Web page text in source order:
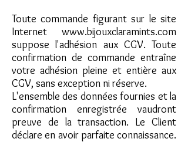
Toute commande figurant sur le site
Internet www.bijouxclaramints.com
suppose l'adhésion aux CGV. Toute
confirmation de commande entraîne
votre adhésion pleine et entière aux
CGV, sans exception ni réserve.
L'ensemble des données fournies et la
confirmation enregistrée vaudront
preuve de la transaction. Le Client
déclare en avoir parfaite connaissance.